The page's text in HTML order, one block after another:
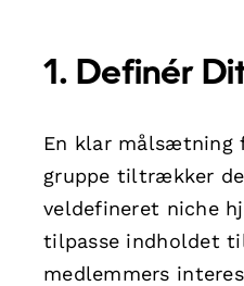
1. Definér
En klar målsætning
gruppe tiltrækker
veldefineret niche
tilpasse indholdet
medlemmers